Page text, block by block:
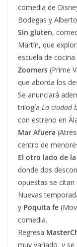
comedia de
Bodegas y
Sin gluten,
Martín, que
escuela de
Zoomers (Prime
que aborda los
Se anunciará
trilogía La ciudad
con estreno en
Mar Afuera
centro de
El otro lado de la
donde dos
opuestas se citan
Nuevas
y Poquita fe
comedia.
Regresa
muy variado, y